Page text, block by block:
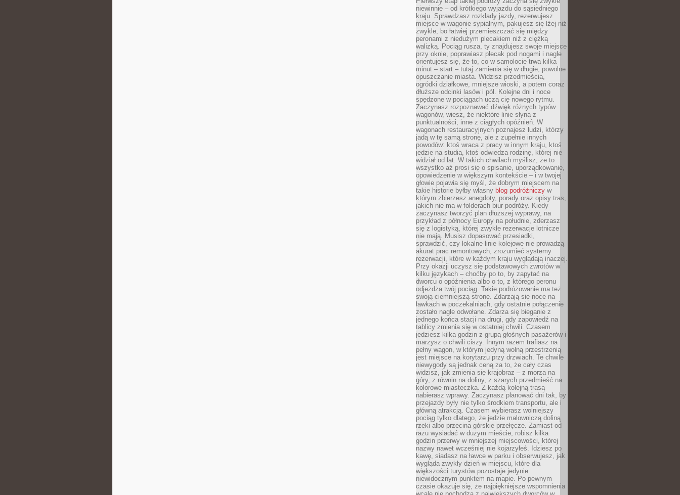
niewinnie – od krótkiego wyjazdu do sąsiedniego
kraju. Sprawdzasz rozkłady jazdy, rezerwujesz
miejsce w wagonie sypialnym, pakujesz się lżej niż
zwykle, bo łatwiej przemieszczać się między
peronami z niedużym plecakiem niż z ciężką
walizką. Pociąg rusza, ty znajdujesz swoje miejsce
przy oknie, poprawiasz plecak pod nogami i nagle
orientujesz się, że to, co w samolocie trwa kilka
minut – start – tutaj zamienia się w długie, powolne
opuszczanie miasta. Widzisz przedmieścia,
ogródki działkowe, mniejsze wioski, a potem coraz
dłuższe odcinki lasów i pól. Kolejne dni i noce
spędzone w pociągach uczą cię nowego rytmu.
Zaczynasz rozpoznawać dźwięk różnych typów
wagonów, wiesz, że niektóre linie słyną z
punktualności, inne z ciągłych opóźnień. W
wagonach restauracyjnych poznajesz ludzi, którzy
jadą w tę samą stronę, ale z zupełnie innych
powodów: ktoś wraca z pracy w innym kraju, ktoś
jedzie na studia, ktoś odwiedza rodzinę, której nie
widział od lat. W takich chwilach myślisz, że to
wszystko aż prosi się o spisanie, uporządkowanie,
opowiedzenie w większym kontekście – i w twojej
głowie pojawia się myśl, że dobrym miejscem na
takie historie byłby własny blog podróżniczy w
którym zbierzesz anegdoty, porady oraz opisy tras,
jakich nie ma w folderach biur podróży. Kiedy
zaczynasz tworzyć plan dłuższej wyprawy, na
przykład z północy Europy na południe, zderzasz
się z logistyką, której zwykłe rezerwacje lotnicze
nie mają. Musisz dopasować przesiadki,
sprawdzić, czy lokalne linie kolejowe nie prowadzą
akurat prac remontowych, zrozumieć systemy
rezerwacji, które w każdym kraju wyglądają inaczej.
Przy okazji uczysz się podstawowych zwrotów w
kilku językach – choćby po to, by zapytać na
dworcu o opóźnienia albo o to, z którego peronu
odjeżdża twój pociąg. Takie podróżowanie ma też
swoją ciemniejszą stronę. Zdarzają się noce na
ławkach w poczekalniach, gdy ostatnie połączenie
zostało nagle odwołane. Zdarza się bieganie z
jednego końca stacji na drugi, gdy zapowiedź na
tablicy zmienia się w ostatniej chwili. Czasem
jedziesz kilka godzin z grupą głośnych pasażerów i
marzysz o chwili ciszy. Innym razem trafiasz na
pełny wagon, w którym jedyną wolną przestrzenią
jest miejsce na korytarzu przy drzwiach. Te chwile
niewygody są jednak ceną za to, że cały czas
widzisz, jak zmienia się krajobraz – z morza na
góry, z równin na doliny, z szarych przedmieść na
kolorowe miasteczka. Z każdą kolejną trasą
nabierasz wprawy. Zaczynasz planować dni tak, by
przejazdy były nie tylko środkiem transportu, ale i
główną atrakcją. Czasem wybierasz wolniejszy
pociąg tylko dlatego, że jedzie malowniczą doliną
rzeki albo przecina górskie przełęcze. Zamiast od
razu wysiadać w dużym mieście, robisz kilka
godzin przerwy w mniejszej miejscowości, której
nazwy nawet wcześniej nie kojarzyłeś. Idziesz po
kawę, siadasz na ławce w parku i obserwujesz, jak
wygląda zwykły dzień w miejscu, które dla
większości turystów pozostaje jedynie
niewidocznym punktem na mapie. Po pewnym
czasie okazuje się, że najpiękniejsze wspomnienia